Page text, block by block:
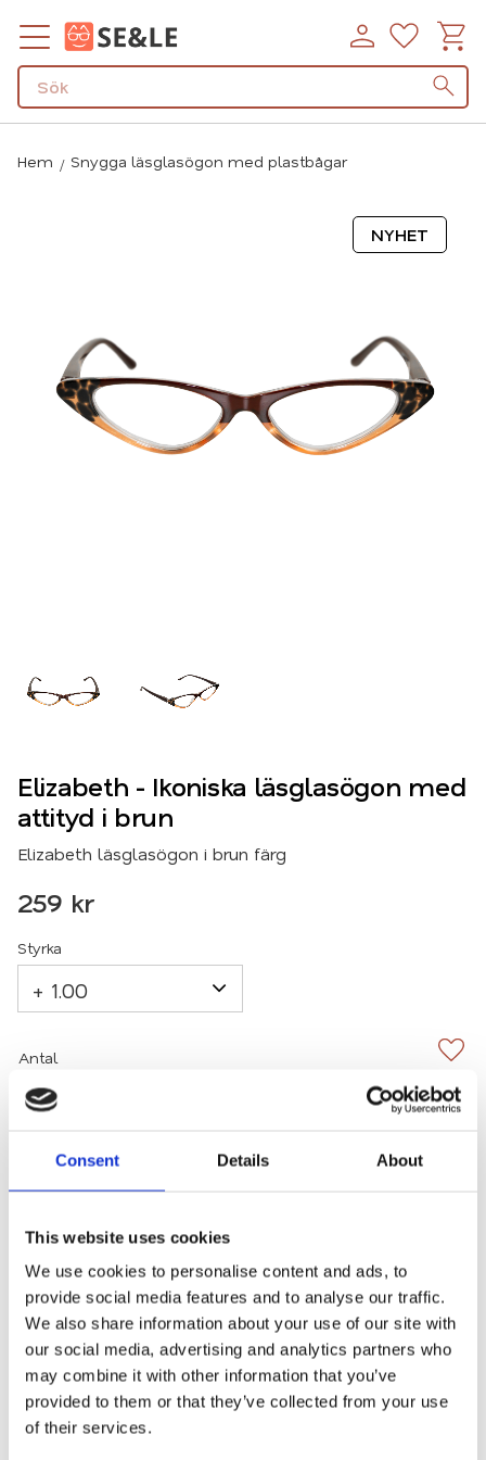
Consent Details About
This website uses cookies
We use cookies to personalise content and ads, to
provide social media features and to analyse our traffic.
We also share information about your use of our site with
our social media, advertising and analytics partners who
may combine it with other information that you’ve
provided to them or that they’ve collected from your use
of their services.
Meny
Hem Snygga läsglasögon med plastbågar
NYHET
Elizabeth - Ikoniska läsglasögon med
attityd i brun
Elizabeth läsglasögon i brun färg
259 kr
Styrka
Antal
+
-
KÖP
2-3 arbetsdagars leverans
Lagerstatus
8 st i lager
Artikelnr
9210-brun
Attityd – Ikoniska glasögon för ikoniska kvinnor.